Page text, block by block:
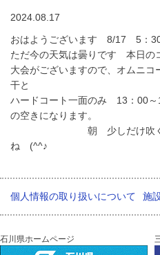
2024.08.17
おはようございます 8/17 5：
ただ今の天気は曇りです 本日の
大会がございますので、オムニ
干と
ハードコート一面のみ 13：00
の空きになります。
朝 少しだけ吹く風が
ね (^^♪
個人情報の取り扱いについて 施
石川県ホームページ